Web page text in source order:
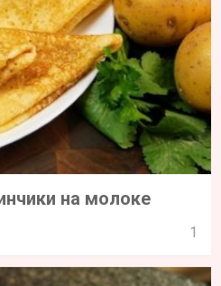
на молоке
1